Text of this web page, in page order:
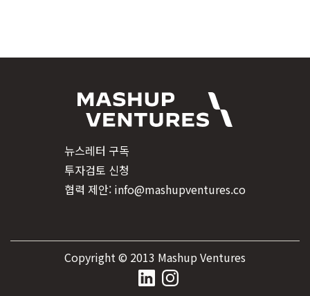
뉴스레터 구독
투자검토 신청
협력 제안: info@mashupventures.co
Copyright © 2013 Mashup Ventures